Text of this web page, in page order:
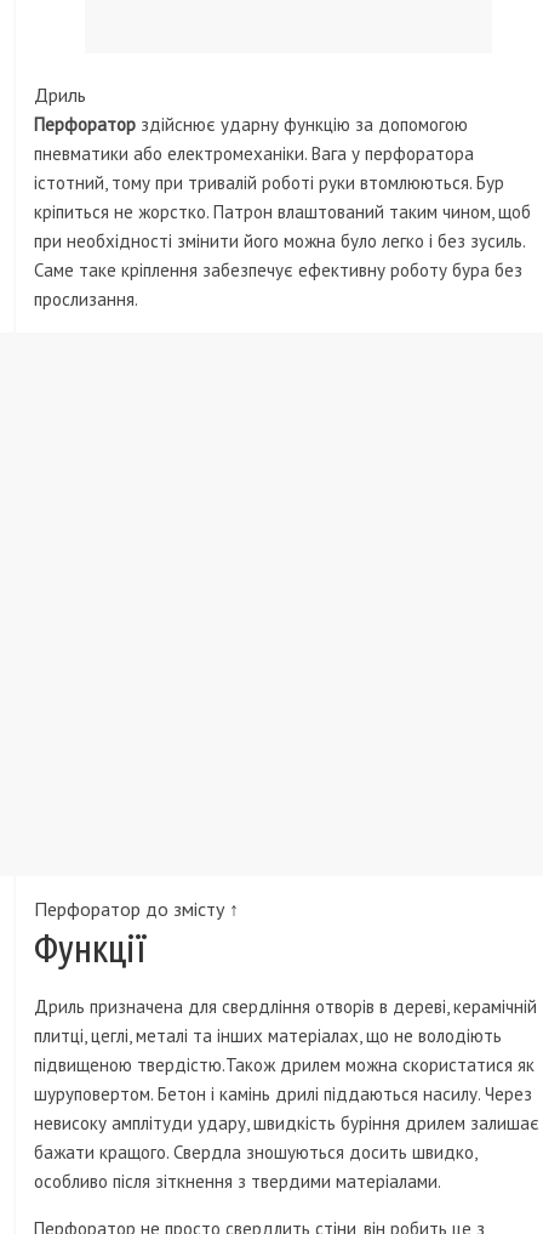
Дриль
Перфоратор здійснює ударну функцію за допомогою
пневматики або електромеханіки. Вага у перфоратора
істотний, тому при тривалій роботі руки втомлюються. Бур
кріпиться не жорстко. Патрон влаштований таким чином, щоб
при необхідності змінити його можна було легко і без зусиль.
Саме таке кріплення забезпечує ефективну роботу бура без
прослизання.
Перфоратор до змісту ↑
Функції
Дриль призначена для свердління отворів в дереві, керамічній
плитці, цеглі, металі та інших матеріалах, що не володіють
підвищеною твердістю.Також дрилем можна скористатися як
шуруповертом. Бетон і камінь дрилі піддаються насилу. Через
невисоку амплітуди удару, швидкість буріння дрилем залишає
бажати кращого. Свердла зношуються досить швидко,
особливо після зіткнення з твердими матеріалами.
Перфоратор не просто свердлить стіни, він робить це з